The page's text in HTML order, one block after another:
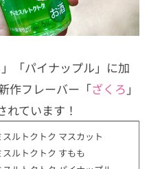
「パイナップル」に加
作フレーバー「ざくろ 」
ています！
スルトクトク マスカット
スルトクトク すもも